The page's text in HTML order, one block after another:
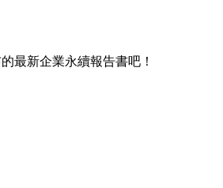
道
見反應
書
最新企業永續報告書吧！